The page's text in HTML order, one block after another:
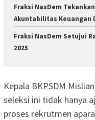
Fraksi NasDem
Akuntabilitas Keuangan
Fraksi NasDem Setujui
2025
Kepala BKPSDM
seleksi ini tidak hanya
proses rekrutmen